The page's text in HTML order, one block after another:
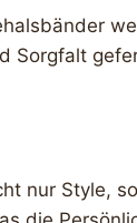
nur Style,